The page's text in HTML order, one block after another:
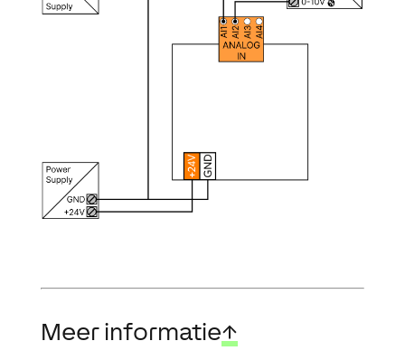
Meer informatie↑